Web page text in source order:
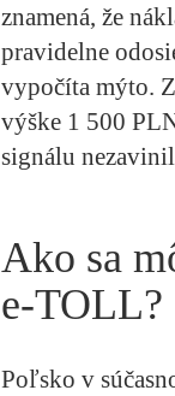
znamená, že
pravidelne
vypočíta mýto.
výške 1 500
signálu
Ako sa
e-TOLL?
Poľsko v